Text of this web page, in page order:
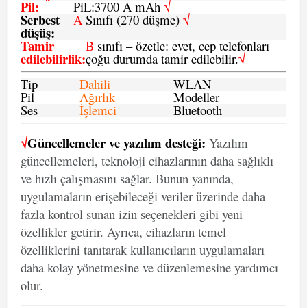
Pil: PiL:3700 A mAh √
Serbest
düşüş:
ASınıfı (270 düşme) √
Tamir
edilebilirlik:
B sınıfı – özetle: evet, cep telefonları
çoğu durumda tamir edilebilir.√
Tip
Dahili WLAN
Pil Ağırlık Modeller
Ses İşlemci Bluetooth
√Güncellemeler ve yazılım desteği: Yazılım
güncellemeleri, teknoloji cihazlarının daha sağlıklı
ve hızlı çalışmasını sağlar. Bunun yanında,
uygulamaların erişebileceği veriler üzerinde daha
fazla kontrol sunan izin seçenekleri gibi yeni
özellikler getirir. Ayrıca, cihazların temel
özelliklerini tanıtarak kullanıcıların uygulamaları
daha kolay yönetmesine ve düzenlemesine yardımcı
olur.